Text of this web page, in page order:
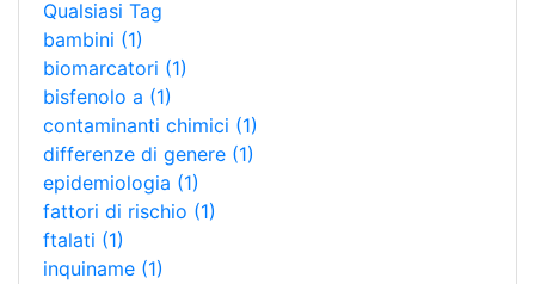
Qualsiasi Tag
bambini (1)
biomarcatori (1)
bisfenolo a (1)
contaminanti chimici (1)
differenze di genere (1)
epidemiologia (1)
fattori di rischio (1)
ftalati (1)
inquiname (1)